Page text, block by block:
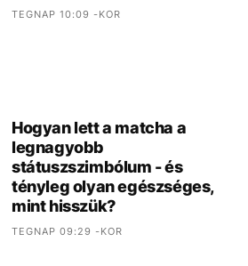
TEGNAP 10:09 -KOR
Hogyan lett a matcha a
legnagyobb
státuszszimbólum - és
tényleg olyan egészséges,
mint hisszük?
TEGNAP 09:29 -KOR